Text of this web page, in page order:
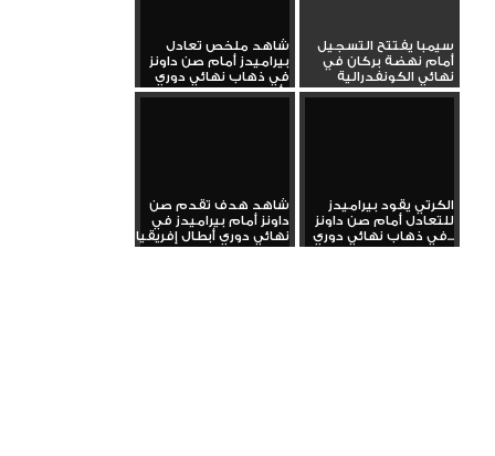
سيمبا يفتتح التسجيل
أمام نهضة بركان في
نهائي الكونفدرالية
شاهد ملخص تعادل
بيراميدز أمام صن داونز
في ذهاب نهائي دوري
أبطال...
الكرتي يقود بيراميدز
للتعادل أمام صن داونز
في ذهاب نهائي دوري...
شاهد هدف تقدم صن
داونز أمام بيراميدز في
نهائي دوري أبطال إفريقيا